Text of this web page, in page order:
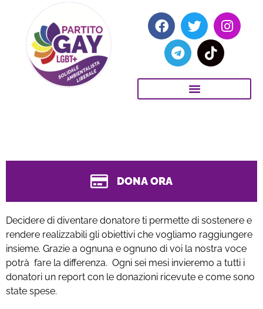
DONA ORA
Decidere di diventare donatore ti permette di sostenere e
rendere realizzabili gli obiettivi che vogliamo raggiungere
insieme. Grazie a ognuna e ognuno di voi la nostra voce
potrà fare la differenza. Ogni sei mesi invieremo a tutti i
donatori un report con le donazioni ricevute e come sono
state spese.